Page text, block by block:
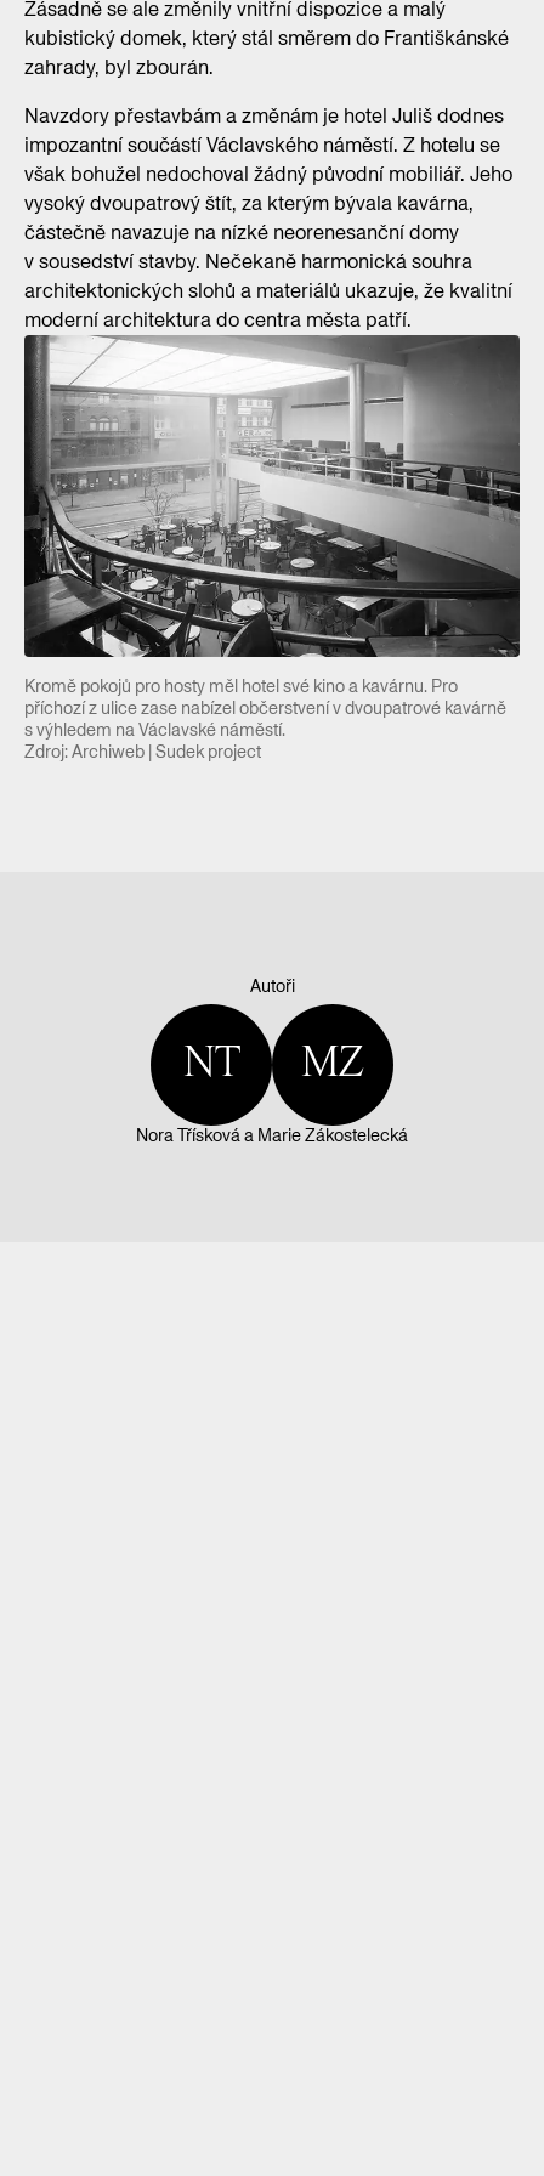
Zásadně se ale změnily vnitřní dispozice a malý
kubistický domek, který stál směrem do Františkánské
zahrady, byl zbourán.
Navzdory přestavbám a změnám je hotel Juliš dodnes
impozantní součástí Václavského náměstí. Z hotelu se
však bohužel nedochoval žádný původní mobiliář. Jeho
vysoký dvoupatrový štít, za kterým bývala kavárna,
částečně navazuje na nízké neorenesanční domy
v sousedství stavby. Nečekaně harmonická souhra
architektonických slohů a materiálů ukazuje, že kvalitní
moderní architektura do centra města patří.
Kromě pokojů pro hosty měl hotel své kino a kavárnu. Pro
příchozí z ulice zase nabízel občerstvení v dvoupatrové kavárně
s výhledem na Václavské náměstí.
Zdroj: Archiweb | Sudek project
Autoři
NT MZ
Nora Třískováa Marie Zákostelecká